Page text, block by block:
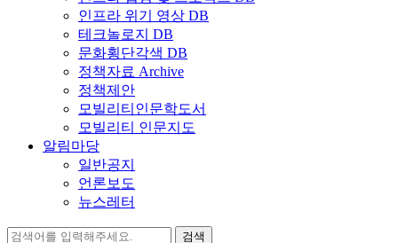
인프라 위기 영상 DB
테크놀로지 DB
문화횡단각색 DB
정책자료 Archive
정책제안
모빌리티인문학도서
모빌리티 인문지도
알림마당
일반공지
언론보도
뉴스레터
검